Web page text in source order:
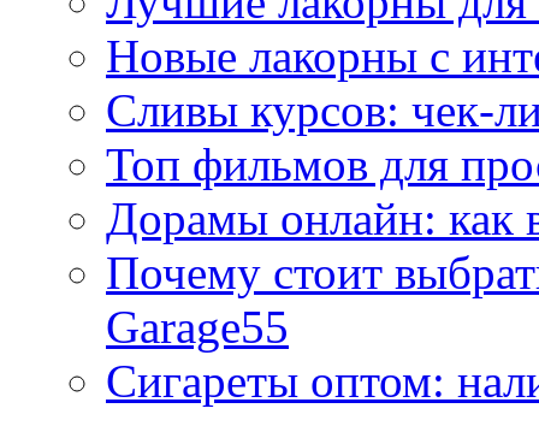
Новые лакорны с
Сливы курсов: чек-
Топ фильмов для
Дорамы онлайн: как
Почему стоит
Garage55
Сигареты оптом: